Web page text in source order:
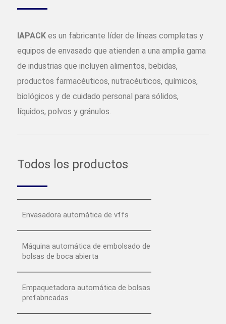
IAPACK es un fabricante líder de líneas completas y
equipos de envasado que atienden a una amplia gama
de industrias que incluyen alimentos, bebidas,
productos farmacéuticos, nutracéuticos, químicos,
biológicos y de cuidado personal para sólidos,
líquidos, polvos y gránulos.
Todos los productos
Envasadora automática de vffs
Máquina automática de embolsado de
bolsas de boca abierta
Empaquetadora automática de bolsas
prefabricadas